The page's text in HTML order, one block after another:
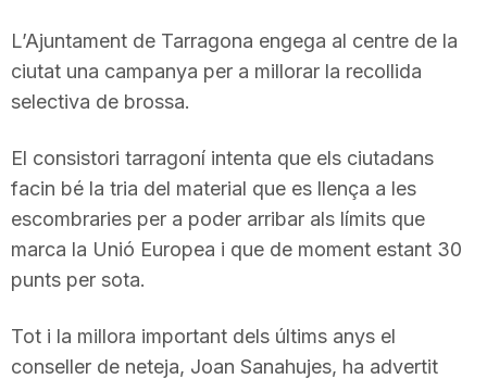
a
L’Ajuntament de Tarragona engega al centre de la
ciutat una campanya per a millorar la recollida
selectiva de brossa.
El consistori tarragoní intenta que els ciutadans
facin bé la tria del material que es llença a les
escombraries per a poder arribar als límits que
marca la Unió Europea i que de moment estant 30
punts per sota.
Tot i la millora important dels últims anys el
conseller de neteja, Joan Sanahujes, ha advertit